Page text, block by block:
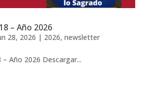
– Año 2026
28, 2026 | 2026, newsletter
Año 2026 Descargar...